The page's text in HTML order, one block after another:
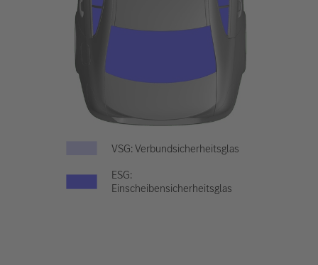
VSG: Verbundsicherheitsglas
ESG:
Einscheibensicherheitsglas